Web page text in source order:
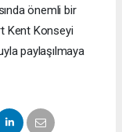
önemli bir
Kent Konseyi
paylaşılmaya